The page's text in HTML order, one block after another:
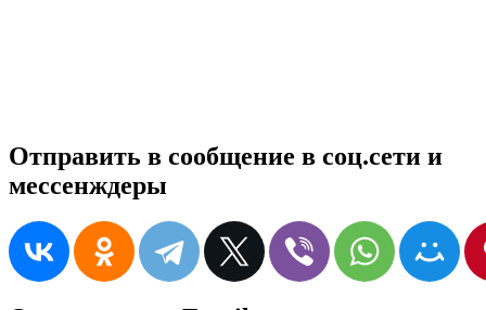
Отправить в сообщение в соц.сети и
мессенждеры